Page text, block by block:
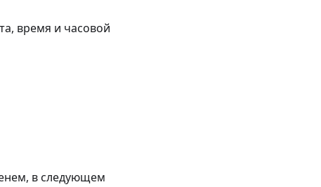
время и часовой
в следующем